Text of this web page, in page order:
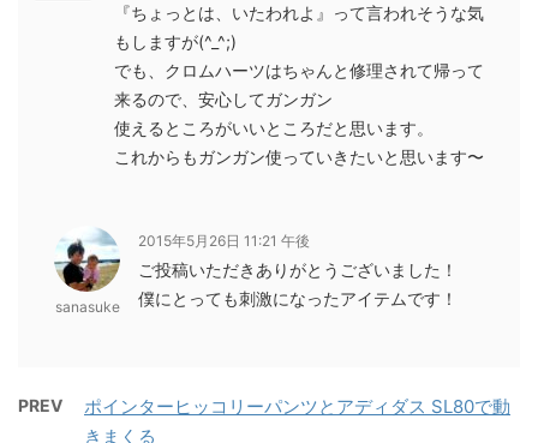
『ちょっとは、いたわれよ』って言われそうな気
もしますが(^_^;)
でも、クロムハーツはちゃんと修理されて帰って
来るので、安心してガンガン
使えるところがいいところだと思います。
これからもガンガン使っていきたいと思います〜
sanasuke
2015年5月26日 11:21 午後
ご投稿いただきありがとうございました！
僕にとっても刺激になったアイテムです！
PREV
ポインターヒッコリーパンツとアディダス SL80で動
きまくる